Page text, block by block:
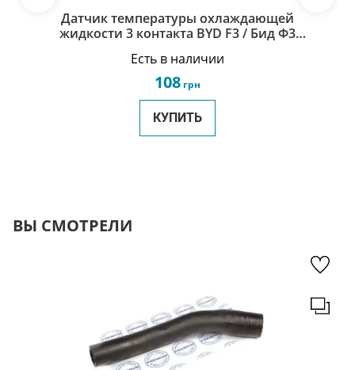
Датчик температуры охлаждающей
жидкости 3 контакта BYD F3 / Бид Ф3
Есть в наличии
108 грн
КУПИТЬ
ВЫ СМОТРЕЛИ